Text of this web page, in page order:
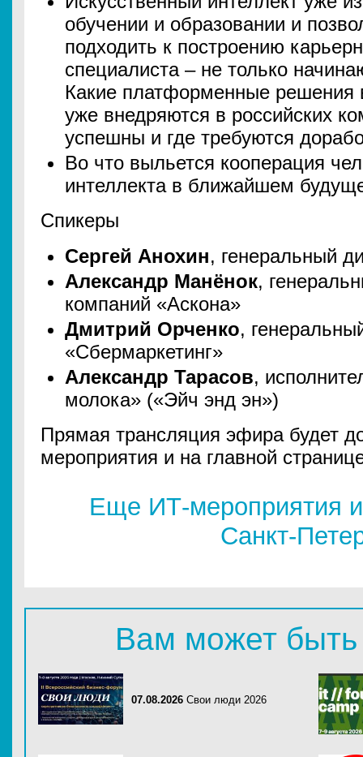
обучении и образовании и
подходить к построению
специалиста – не только
Какие платформенные решения
уже внедряются в российских
успешны и где требуются
Во что выльется кооперация
интеллекта в ближайшем
Спикеры
Сергей Анохин, генеральный
Александр Манёнок,
компаний «Аскона»
Дмитрий Орченко,
«Сбермаркетинг»
Александр Тарасов,
молока» («Эйч энд эн»)
Прямая трансляция эфира будет
мероприятия и на главной
Еще ИТ-мероприятия
Санкт-
Вам может быть
07.08.2026 Свои люди 2026